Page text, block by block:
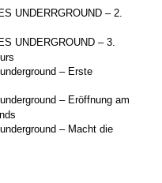
UNDERRGROUND – 2.
UNDERGROUND – 3.
– Erste
– Eröffnung am
– Macht die